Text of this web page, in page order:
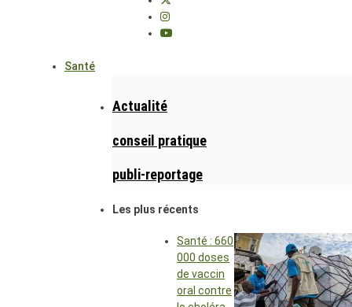
Santé
Actualité
conseil pratique
publi-reportage
Les plus récents
Santé : 660
000 doses
de vaccin
oral contre